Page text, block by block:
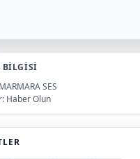
BİLGİSİ
SES
Haber Olun